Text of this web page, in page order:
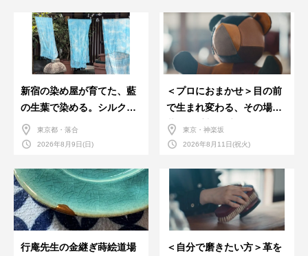
新宿の染め屋が育てた、藍
の生葉で染める。シルクの
ストール
東京都・落合
2026年8月9日(日)
＜プロにおまかせ＞目の前
で生まれ変わる、その場で
革のお手入れ受付会。
東京・神楽坂
2026年8月11日(祝火)
行庵先生の金継ぎ蒔絵道場
＜自分で磨きたい方＞革を